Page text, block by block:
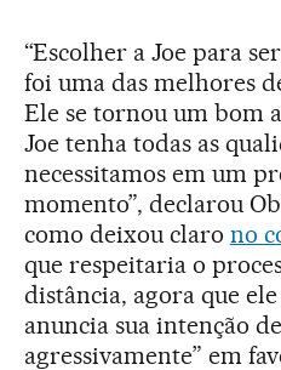
“Escolher a Joe para
foi uma das melhores
Ele se tornou um bom
Joe tenha todas as
necessitamos em um
momento”, declarou
como deixou claro no
que respeitaria o
distância, agora que
anuncia sua intenção
agressivamente” em